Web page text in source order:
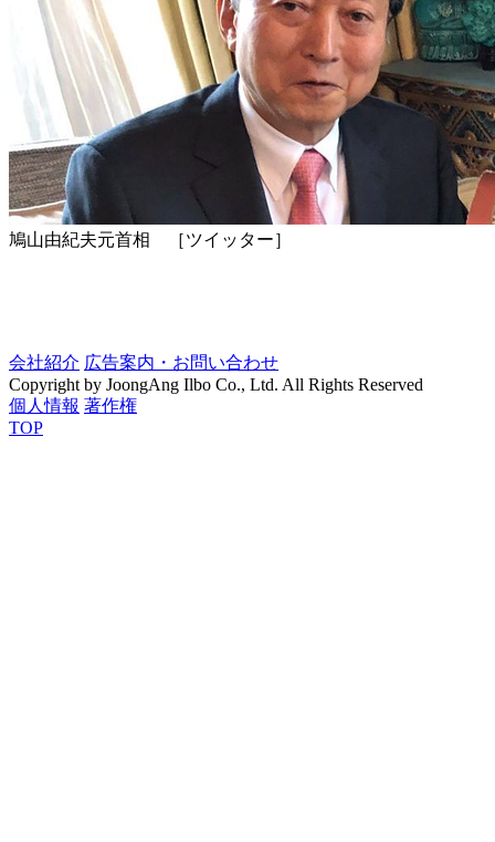
鳩山由紀夫元首相 ［ツイッター］
会社紹介 広告案内・お問い合わせ
Copyright by JoongAng Ilbo Co., Ltd. All Rights Reserved
個人情報 著作権
TOP